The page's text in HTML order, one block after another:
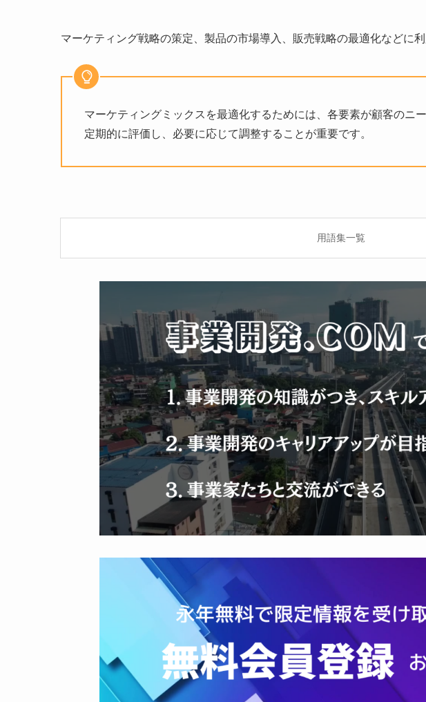
マーケティング戦略の策定、製品の市場導入、販売戦略の最適化などに利
マーケティングミックスを最適化するためには、各要素が顧客のニ
定期的に評価し、必要に応じて調整することが重要です。
用語集一覧